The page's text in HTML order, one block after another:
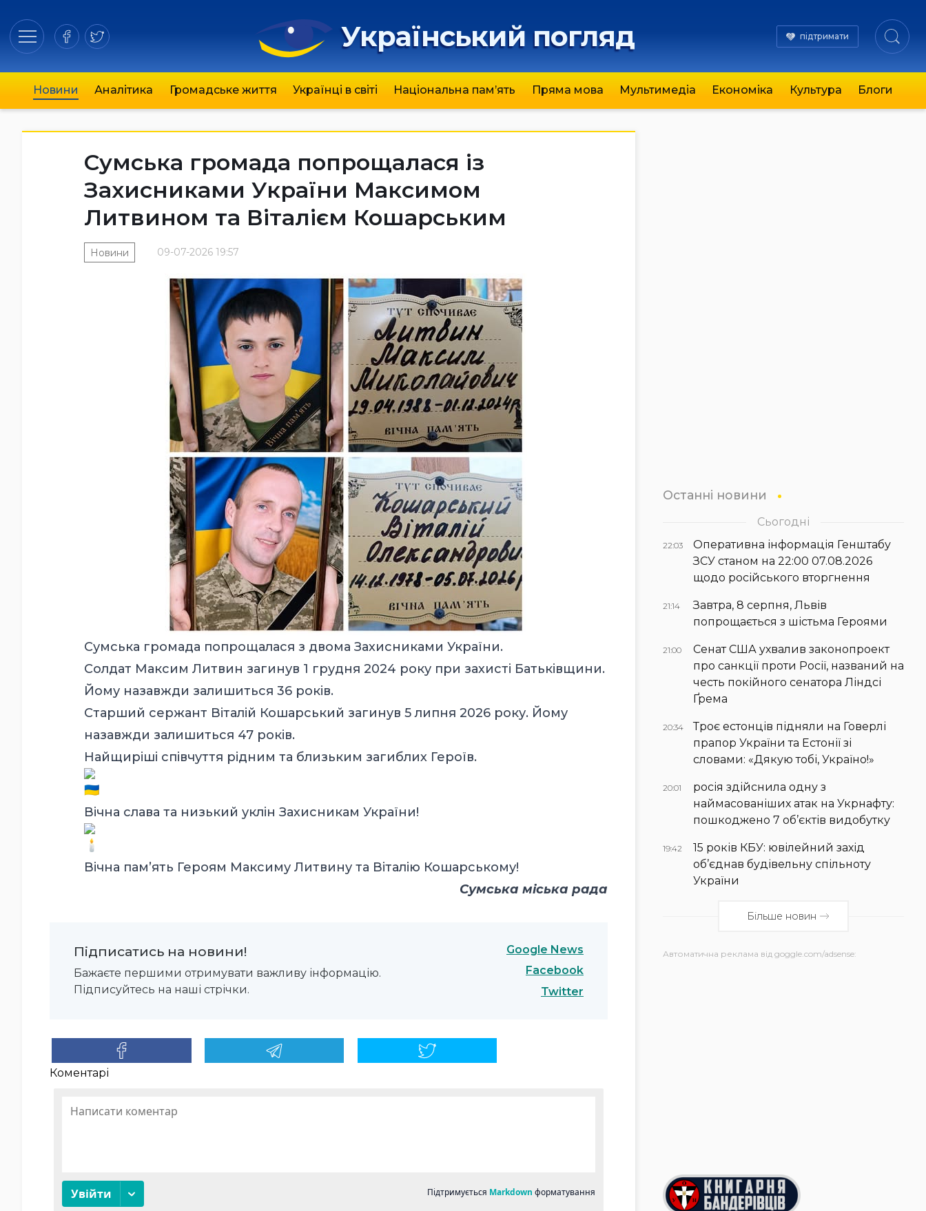
Український погляд підтримати
Новини Аналітика Громадське життя Українці в світі Національна пам’ять Пряма мова Мультимедіа Економіка Культура Блоги
Сумська громада попрощалася із
Захисниками України Максимом
Литвином та Віталієм Кошарським
09-07-2026 19:57
Новини
Сумська громада попрощалася з двома Захисниками України.
Солдат Максим Литвин загинув 1 грудня 2024 року при захисті Батьківщини.
Йому назавжди залишиться 36 років.
Старший сержант Віталій Кошарський загинув 5 липня 2026 року. Йому
назавжди залишиться 47 років.
Найщиріші співчуття рідним та близьким загиблих Героїв.
Вічна слава та низький уклін Захисникам України!
Вічна пам’ять Героям Максиму Литвину та Віталію Кошарському!
Сумська міська рада
Підписатись на новини!
Бажаєте першими отримувати важливу інформацію.
Підписуйтесь на наші стрічки.
Google News
Facebook
Twitter
Коментарі
Останні новини
Сьогодні
22:03
Оперативна інформація Генштабу
ЗСУ станом на 22:00 07.08.2026
щодо російського вторгнення
21:14
Завтра, 8 серпня, Львів
попрощається з шістьма Героями
21:00
Сенат США ухвалив законопроект
про санкції проти Росії, названий на
честь покійного сенатора Ліндсі
Ґрема
20:34
Троє естонців підняли на Говерлі
прапор України та Естонії зі
словами: «Дякую тобі, Україно!»
20:01
росія здійснила одну з
наймасованіших атак на Укрнафту:
пошкоджено 7 об’єктів видобутку
19:42
15 років КБУ: ювілейний захід
об’єднав будівельну спільноту
України
Більше новин
Автоматична реклама від goggle.com/adsense: